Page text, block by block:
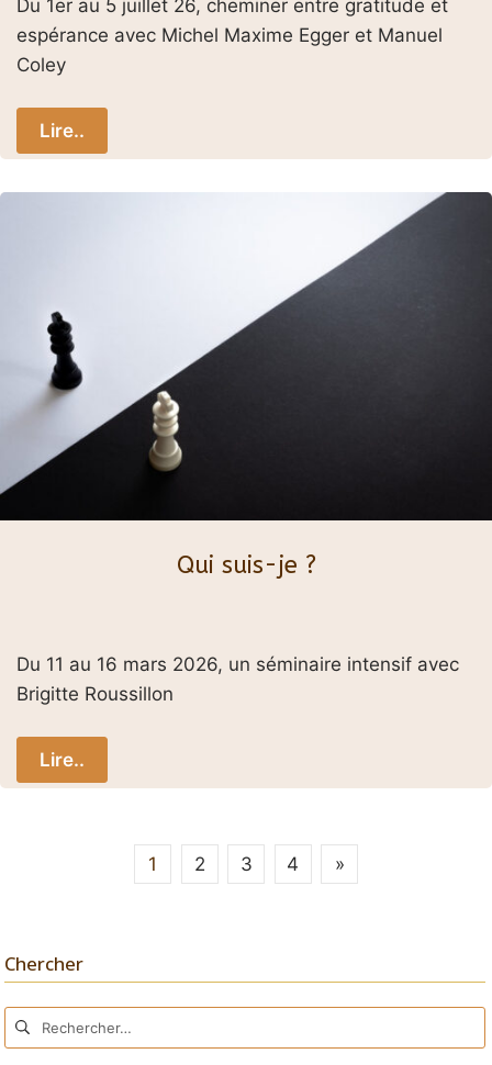
Du 1er au 5 juillet 26, cheminer entre gratitude et
espérance avec Michel Maxime Egger et Manuel
Coley
Lire..
Qui suis-je ?
Du 11 au 16 mars 2026, un séminaire intensif avec
Brigitte Roussillon
Lire..
Pagination
publications
1 2 3 4 »
Chercher
Rechercher :